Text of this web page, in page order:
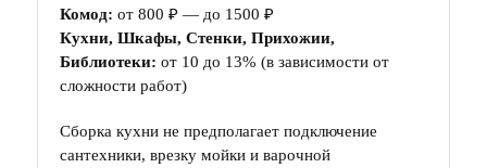
Комод: от 800 ₽ — до 1500 ₽
Кухни, Шкафы, Стенки, Прихожии,
Библиотеки: от 10 до 13% (в зависимости от
сложности работ)
Сборка кухни не предполагает подключение
сантехники, врезку мойки и варочной